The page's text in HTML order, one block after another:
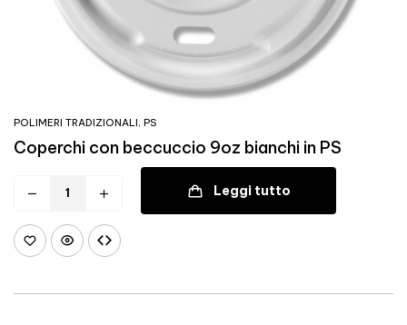
POLIMERI TRADIZIONALI, PS
Coperchi con beccuccio 9oz bianchi in PS
Leggi tutto